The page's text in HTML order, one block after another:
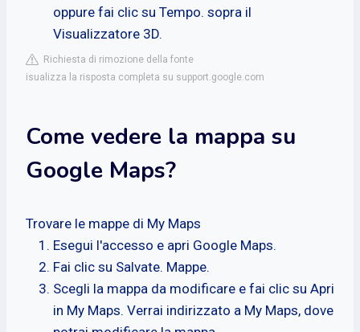
oppure fai clic su Tempo. sopra il
Visualizzatore 3D.
Richiesta di rimozione della fonte
isualizza la risposta completa su support.google.com
Come vedere la mappa su
Google Maps?
Trovare le mappe di My Maps
Esegui l'accesso e apri Google Maps.
Fai clic su Salvate. Mappe.
Scegli la mappa da modificare e fai clic su Apri
in My Maps. Verrai indirizzato a My Maps, dove